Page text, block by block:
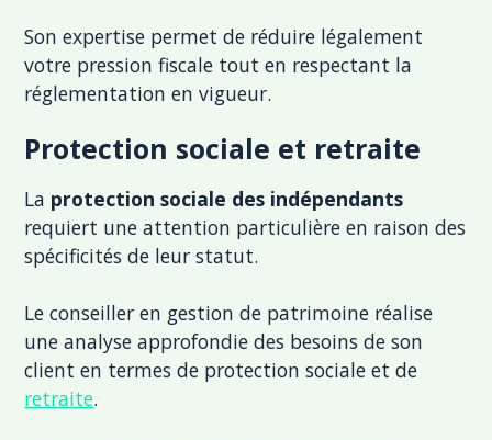
Son expertise permet de réduire légalement
votre pression fiscale tout en respectant la
réglementation en vigueur.
Protection sociale et retraite
La protection sociale des indépendants
requiert une attention particulière en raison des
spécificités de leur statut.
Le conseiller en gestion de patrimoine réalise
une analyse approfondie des besoins de son
client en termes de protection sociale et de
retraite.